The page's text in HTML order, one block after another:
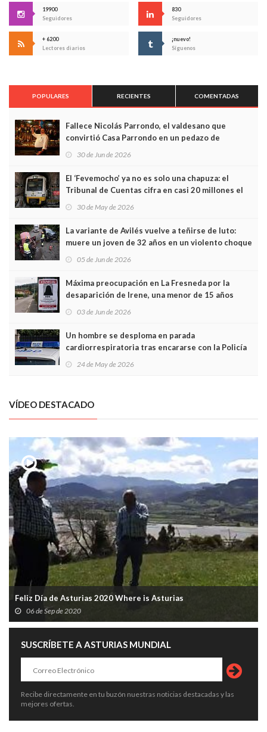
19900
Seguidores
830
Seguidores
+ 6200
Lectores diarios
¡nuevo!
Síguenos
POPULARES RECIENTES COMENTADAS
Fallece Nicolás Parrondo, el valdesano que
convirtió Casa Parrondo en un pedazo de
Asturias en Madrid
30 de Jun de 2026
El ‘Fevemocho’ ya no es solo una chapuza: el
Tribunal de Cuentas cifra en casi 20 millones el
sobrecoste de los trenes que no cabían por los
30 de May de 2026
La variante de Avilés vuelve a teñirse de luto:
muere un joven de 32 años en un violento choque
frontal
05 de Jun de 2026
Máxima preocupación en La Fresneda por la
desaparición de Irene, una menor de 15 años
03 de Jun de 2026
Un hombre se desploma en parada
cardiorrespiratoria tras encararse con la Policía
Local en Luanco
24 de May de 2026
VÍDEO DESTACADO
Feliz Día de Asturias 2020 Where is Asturias
06 de Sep de 2020
SUSCRÍBETE A ASTURIAS MUNDIAL
Recibe directamente en tu buzón nuestras noticias destacadas y las
mejores ofertas.